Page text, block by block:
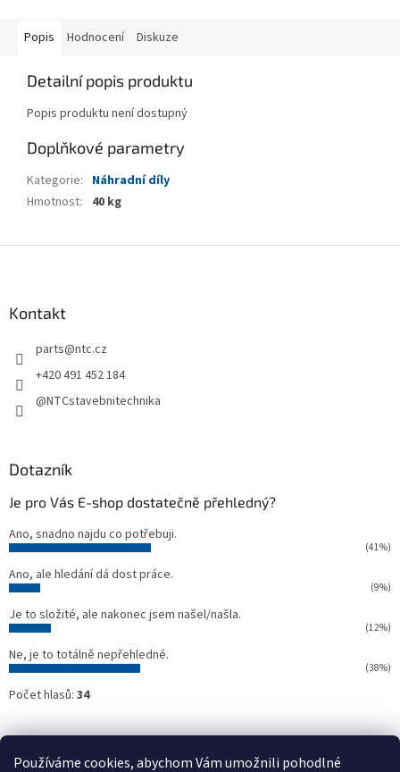
Používáme cookies, abychom Vám umožnili pohodlné
Popis Hodnocení Diskuze
Detailní popis produktu
Popis produktu není dostupný
Doplňkové parametry
Kategorie: Náhradní díly
Hmotnost: 40 kg
Kontakt
parts@ntc.cz
+420 491 452 184
@NTCstavebnitechnika
Dotazník
Je pro Vás E-shop dostatečně přehledný?
Ano, snadno najdu co potřebuji.
(41%)
Ano, ale hledání dá dost práce.
(9%)
Je to složité, ale nakonec jsem našel/našla.
(12%)
Ne, je to totálně nepřehledné.
(38%)
Počet hlasů: 34